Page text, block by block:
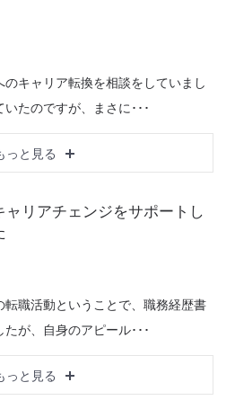
キャリア転換を相談をしていまし
たのですが、まさに･･･
っと見る
ャリアチェンジをサポートし
職活動ということで、職務経歴書
が、自身のアピール･･･
っと見る